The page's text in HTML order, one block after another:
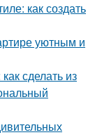
как создать
уютным и
сделать из